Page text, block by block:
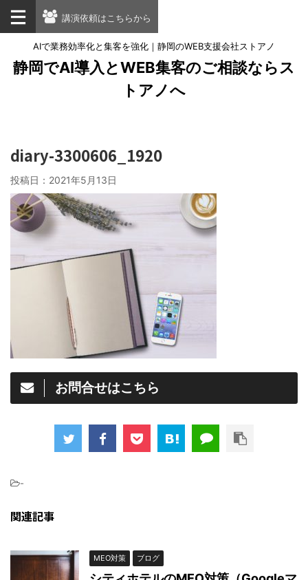
講演依頼はこちらから
AIで業務効率化と集客を強化｜静岡のWEB支援会社ストアノ
静岡でAI導入とWEB集客のご相談ならス
トアノへ
diary-3300606_1920
投稿日： 2021年5月13日
お問合せはこちら
-
関連記事
MEO対策 ブログ